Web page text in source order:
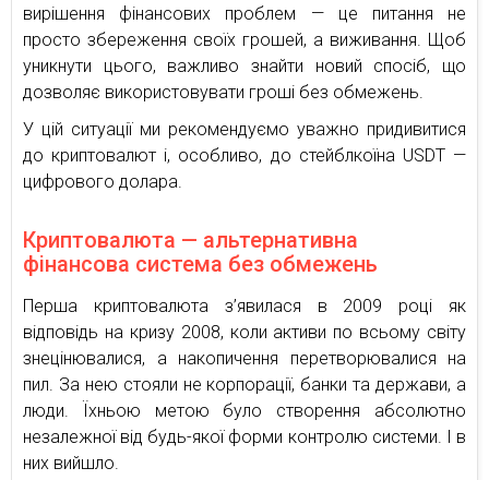
вирішення фінансових проблем — це питання не
просто збереження своїх грошей, а виживання. Щоб
уникнути цього, важливо знайти новий спосіб, що
дозволяє використовувати гроші без обмежень.
У цій ситуації ми рекомендуємо уважно придивитися
до криптовалют і, особливо, до стейблкоїна USDT —
цифрового долара.
Криптовалюта — альтернативна
фінансова система без обмежень
Перша криптовалюта з’явилася в 2009 році як
відповідь на кризу 2008, коли активи по всьому світу
знецінювалися, а накопичення перетворювалися на
пил. За нею стояли не корпорації, банки та держави, а
люди. Їхньою метою було створення абсолютно
незалежної від будь-якої форми контролю системи. І в
них вийшло.